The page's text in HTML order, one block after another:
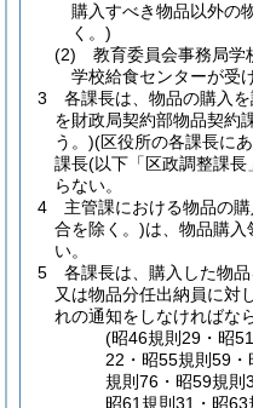
購入すべき物品以外の
く。)
(2)
教育委員会事務局
学校給食センターが受
3
各課長は、物品の購入
を財政局契約部物品契約
う。)(区役所の各課長に
課長(以下「区政調整課長
らない。
4
主管課における物品の購
合を除く。)は、物品購入
い。
5
各課長は、購入した物
又は物品分任出納員に対
れの通知をしなければな
(昭46規則29・昭
22・昭55規則59
規則76・昭59規則
昭61規則31・昭63